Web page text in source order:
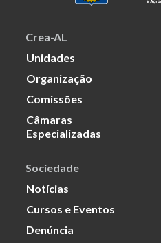
Crea-AL
Unidades
Organização
Comissões
Câmaras
Especializadas
Sociedade
Notícias
Cursos e Eventos
Denúncia